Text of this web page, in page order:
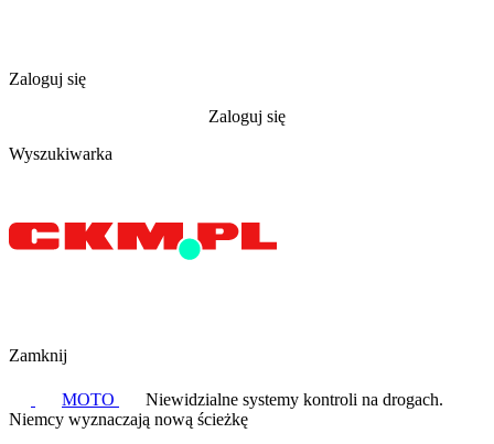
Zaloguj się
Zaloguj się
Wyszukiwarka
Zamknij
MOTO
Niewidzialne systemy kontroli na drogach.
Niemcy wyznaczają nową ścieżkę